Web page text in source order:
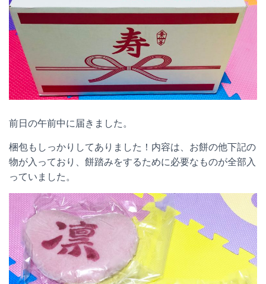
前日の午前中に届きました。
梱包もしっかりしてありました！内容は、お餅の他下記の
物が入っており、餅踏みをするために必要なものが全部入
っていました。